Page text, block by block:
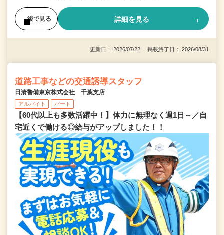
後で見る 詳細を見る
更新日： 2026/07/22 掲載終了日： 2026/08/31
道路工事などの交通誘導スタッフ
日清警備東京株式会社 千葉支店
アルバイト パート
【60代以上も多数活躍中！】体力に無理なく週1日～／自
宅近くで働ける◎給与がアップしました！！